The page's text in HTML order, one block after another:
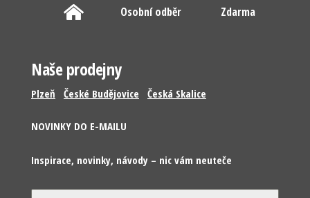
Osobní odběr Zdarma
Naše prodejny
Plzeň České Budějovice Česká Skalice
NOVINKY DO E-MAILU
Inspirace, novinky, návody – nic vám neuteče